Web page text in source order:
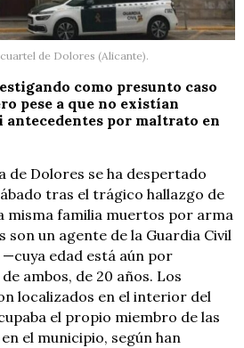
de Dolores (Alicante).
como presunto caso
pese a que no existían
antecedentes por maltrato en
de Dolores se ha despertado
tras el trágico hallazgo de
misma familia muertos por arma
son un agente de la Guardia Civil
—cuya edad está aún por
ambos, de 20 años. Los
localizados en el interior del
el propio miembro de las
el municipio, según han